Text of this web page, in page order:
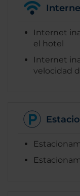
Internet
el hotel
Internet
velocidad